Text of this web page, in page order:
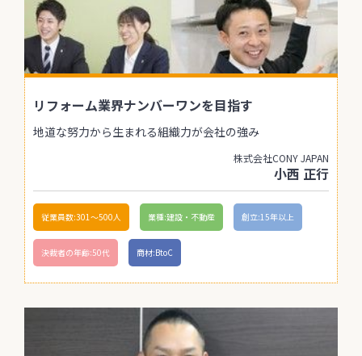
リフォーム業界ナンバーワンを目指す
地道な努力から生まれる組織力が会社の強み
株式会社CONY JAPAN
小西 正行
従業員数:301〜500人 業種:建設・不動産 創立:15年以上
決裁者の年齢:50代 商材:BtoC